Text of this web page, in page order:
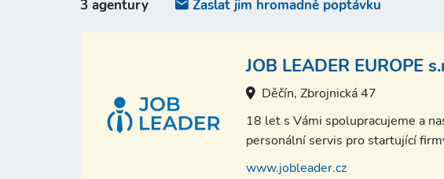
3 agentury Zaslat jim hromadně poptávku
JOB LEADER EUROPE
Děčín, Zbrojnická 47
18 let s Vámi spolupracujeme a
personální servis pro startující
www.jobleader.cz